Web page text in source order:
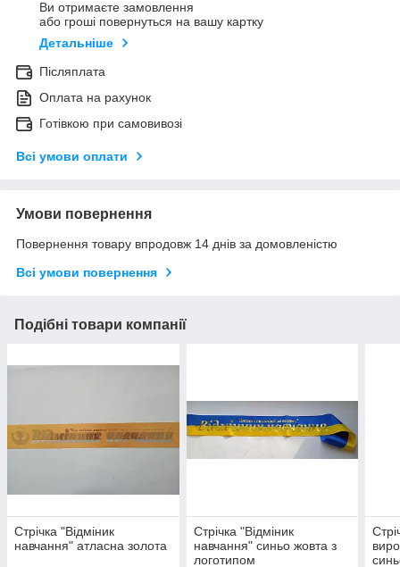
Ви отримаєте замовлення
або гроші повернуться на вашу картку
Детальніше
Післяплата
Оплата на рахунок
Готівкою при самовивозі
Всі умови оплати
Умови повернення
Повернення товару впродовж 14 днів за домовленістю
Всі умови повернення
Подібні товари компанії
Стрічка "Відміник
навчання" атласна золота
Стрічка "Відміник
навчання" синьо жовта з
логотипом